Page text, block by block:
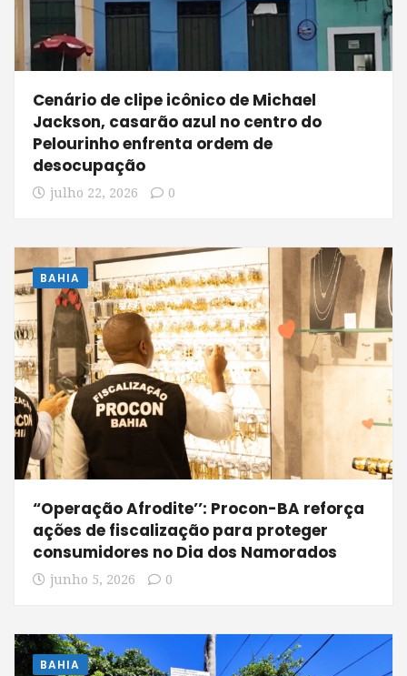
Cenário de clipe icônico de Michael
Jackson, casarão azul no centro do
Pelourinho enfrenta ordem de
desocupação
julho 22, 2026 0
BAHIA
“Operação Afrodite’’: Procon-BA reforça
ações de fiscalização para proteger
consumidores no Dia dos Namorados
junho 5, 2026 0
BAHIA